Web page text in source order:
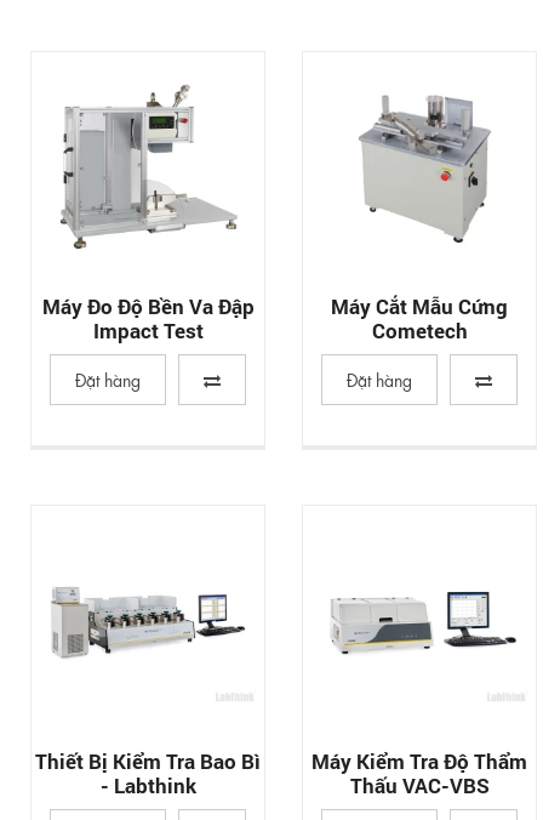
Máy Đo Độ Bền Va Đập
Impact Test
Đặt hàng
Máy Cắt Mẫu Cứng
Cometech
Đặt hàng
Thiết Bị Kiểm Tra Bao Bì
- Labthink
Máy Kiểm Tra Độ Thẩm
Thấu VAC-VBS